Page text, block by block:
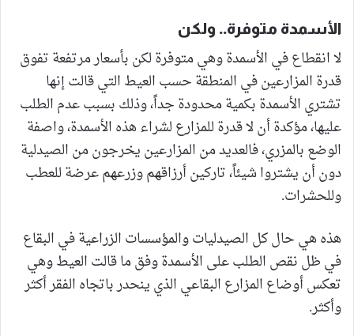
الأسمدة متوفرة.. ولكن
لا انقطاع في الأسمدة وهي متوفرة لكن بأسعار مرتفعة تفوق
قدرة المزارعين في المنطقة حسب العيط التي قالت إنها
تشتري الأسمدة بكمية محدودة جداً، وذلك بسبب عدم الطلب
عليها، مؤكدة أن لا قدرة للمزارع لشراء هذه الأسمدة، واصفة
الوضع بالمزري، فالعديد من المزارعين يخرجون من الصيدلية
دون أن يشتروا شيئاً، تاركين أرزاقهم وزرعهم عرضة للعطب
وللحشرات.
هذه هي حال كل الصيدليات والمؤسسات الزراعية في البقاع
في ظل نقص الطلب على الأسمدة وفق ما قالت العيط وهي
تعكس أوضاع المزارع البقاعي الذي ينحدر باتجاه الفقر أكثر
وأكثر.